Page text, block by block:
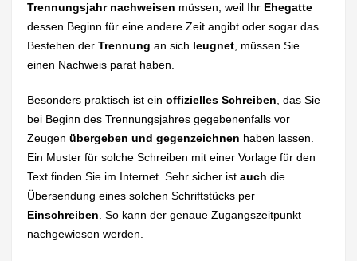
Trennungsjahr nachweisen müssen, weil Ihr Ehegatte
dessen Beginn für eine andere Zeit angibt oder sogar das
Bestehen derTrennung an sich leugnet , müssen Sie
einen Nachweis parat haben.
Besonders praktisch ist einoffizielles Schreiben , das Sie
bei Beginn des Trennungsjahres gegebenenfalls vor
Zeugenübergeben und gegenzeichnen haben lassen.
Ein Muster für solche Schreiben mit einer Vorlage für den
Text finden Sie im Internet. Sehr sicher istauch die
Übersendung eines solchen Schriftstücks per
Einschreiben . So kann der genaue Zugangszeitpunkt
nachgewiesen werden.